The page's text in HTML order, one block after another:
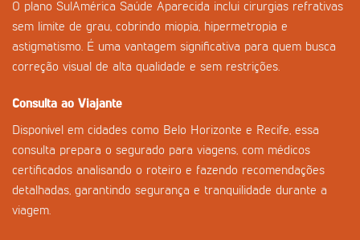
O plano SulAmérica Saúde Aparecida inclui cirurgias refrativas
sem limite de grau, cobrindo miopia, hipermetropia e
astigmatismo. É uma vantagem significativa para quem busca
correção visual de alta qualidade e sem restrições.
Consulta ao Viajante
Disponível em cidades como Belo Horizonte e Recife, essa
consulta prepara o segurado para viagens, com médicos
certificados analisando o roteiro e fazendo recomendações
detalhadas, garantindo segurança e tranquilidade durante a
viagem.